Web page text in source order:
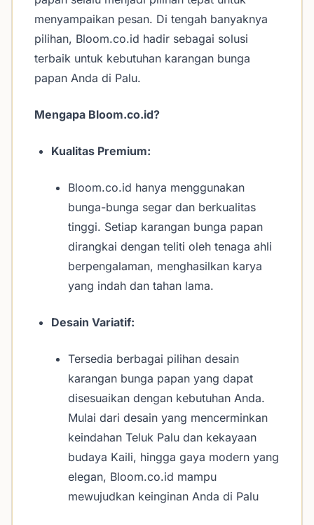
menyampaikan pesan. Di tengah banyaknya
pilihan, Bloom.co.id hadir sebagai solusi
terbaik untuk kebutuhan karangan bunga
papan Anda di Palu.
Mengapa Bloom.co.id?
Kualitas Premium:
Bloom.co.id hanya menggunakan
bunga-bunga segar dan berkualitas
tinggi. Setiap karangan bunga papan
dirangkai dengan teliti oleh tenaga ahli
berpengalaman, menghasilkan karya
yang indah dan tahan lama.
Desain Variatif:
Tersedia berbagai pilihan desain
karangan bunga papan yang dapat
disesuaikan dengan kebutuhan Anda.
Mulai dari desain yang mencerminkan
keindahan Teluk Palu dan kekayaan
budaya Kaili, hingga gaya modern yang
elegan, Bloom.co.id mampu
mewujudkan keinginan Anda di Palu